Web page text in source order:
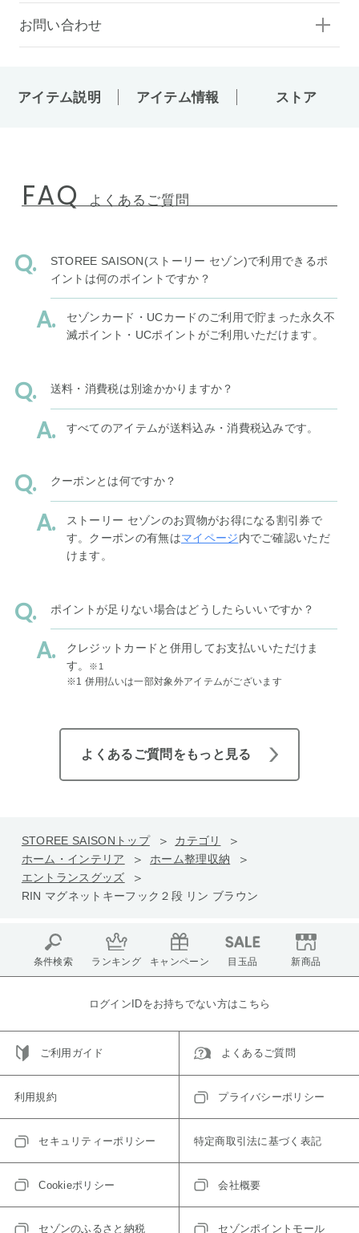
お問い合わせ
アイテム説明 アイテム情報 ストア
FAQ よくあるご質問
STOREE SAISON(ストーリー セゾン)で利用できるポ
イントは何のポイントですか？
セゾンカード・UCカードのご利用で貯まった永久不
滅ポイント・UCポイントがご利用いただけます。
送料・消費税は別途かかりますか？
すべてのアイテムが送料込み・消費税込みです。
クーポンとは何ですか？
ストーリー セゾンのお買物がお得になる割引券で
す。クーポンの有無はマイページ内でご確認いただ
けます。
ポイントが足りない場合はどうしたらいいですか？
クレジットカードと併用してお支払いいただけま
す。
※1
※1 併用払いは一部対象外アイテムがございます
よくあるご質問をもっと見る
STOREE SAISONトップ
カテゴリ
ホーム・インテリア
ホーム整理収納
エントランスグッズ
RIN マグネットキーフック２段 リン ブラウン
条件検索 ランキング キャンペーン 目玉品 新商品
ログインIDをお持ちでない方はこちら
ご利用ガイド よくあるご質問
利用規約 プライバシーポリシー
セキュリティーポリシー 特定商取引法に基づく表記
Cookieポリシー 会社概要
セゾンのふるさと納税 セゾンポイントモール